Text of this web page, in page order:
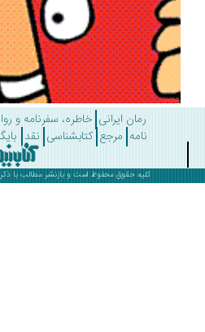
رمان ایرانی خاطره، سفرنامه و روایت
مرجع کتابشناسی نقد بایگانی
کلیه حقوق محفوظ است و بازنشر مطالب با ذکرکتاب نیوز